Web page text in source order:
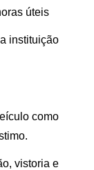
úteis
instituição
como
vistoria e